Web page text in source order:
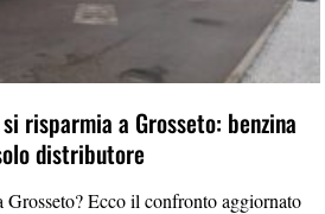
risparmia a Grosseto: benzina
distributore
Grosseto? Ecco il confronto aggiornato